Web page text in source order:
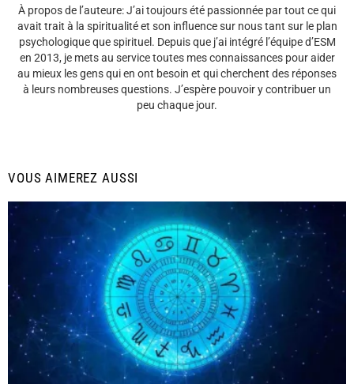
À propos de l’auteure: J’ai toujours été passionnée par tout ce qui
avait trait à la spiritualité et son influence sur nous tant sur le plan
psychologique que spirituel. Depuis que j’ai intégré l’équipe d’ESM
en 2013, je mets au service toutes mes connaissances pour aider
au mieux les gens qui en ont besoin et qui cherchent des réponses
à leurs nombreuses questions. J’espère pouvoir y contribuer un
peu chaque jour.
VOUS AIMEREZ AUSSI